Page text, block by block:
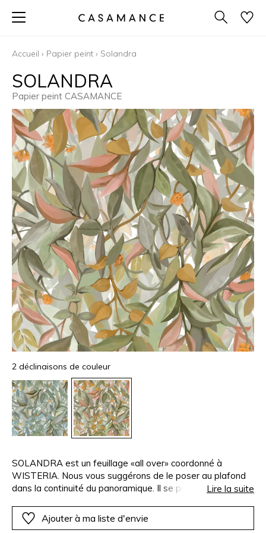
Accueil › Papier peint › Solandra
SOLANDRA
Papier peint CASAMANCE
2 déclinaisons de couleur
SOLANDRA est un feuillage «all over» coordonné à
WISTERIA. Nous vous suggérons de le poser au plafond
dans la continuité du panoramique. Il se présente comme
digitale pour se coordonner en couleur au panoramique
WISTERIA. Toutefois de légères variations de couleurs
Lire la suite
Ajouter à ma liste d'envie